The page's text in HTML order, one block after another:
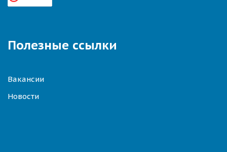
Полезные ссылки
Вакансии
Новости